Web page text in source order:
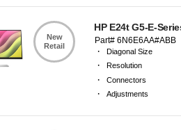
New
Retail
HP E24t G5-E-
Part# 6N6E6AA#ABB
· Diagonal Size
· Resolution
· Connectors
· Adjustments